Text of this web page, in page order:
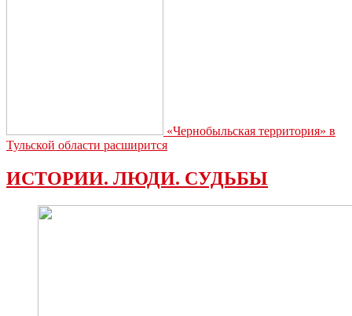
«Чернобыльская территория» в
Тульской области расширится
ИСТОРИИ. ЛЮДИ. СУДЬБЫ